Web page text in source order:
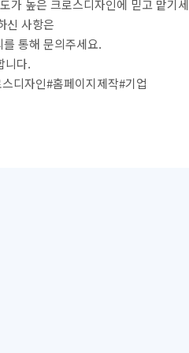
가 높은 크로스디자인에 믿고 맡기
신 사항은
통해 문의주세요.
니다.
디자인#홈페이지제작#기업